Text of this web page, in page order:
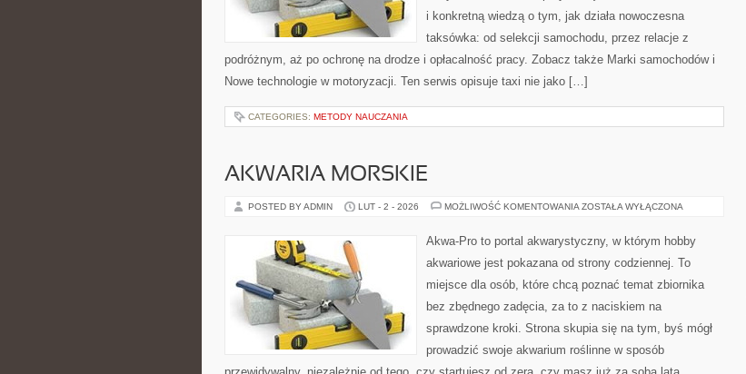
i konkretną wiedzą o tym, jak działa nowoczesna
taksówka: od selekcji samochodu, przez relacje z
podróżnym, aż po ochronę na drodze i opłacalność pracy. Zobacz także Marki samochodów i
Nowe technologie w motoryzacji. Ten serwis opisuje taxi nie jako […]
CATEGORIES: METODY NAUCZANIA
AKWARIA MORSKIE
POSTED BY ADMIN LUT - 2 - 2026 MOŻLIWOŚĆ KOMENTOWANIA AKWARIA
ZOSTAŁA WYŁĄCZONA
Akwa-Pro to portal akwarystyczny, w którym hobby
akwariowe jest pokazana od strony codziennej. To
miejsce dla osób, które chcą poznać temat zbiornika
bez zbędnego zadęcia, za to z naciskiem na
sprawdzone kroki. Strona skupia się na tym, byś mógł
prowadzić swoje akwarium roślinne w sposób